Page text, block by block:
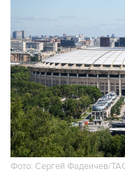
Фото: Сергей Фадеичев/